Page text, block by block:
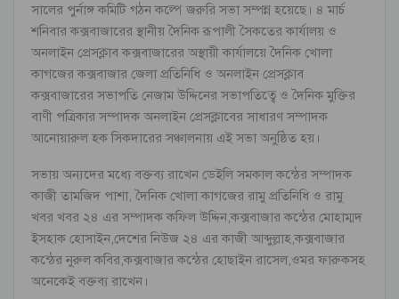
সালের পুর্নাঙ্গ কমিটি গঠন কল্পে জরুরি সভা সম্পন্ন হয়েছে। ৪ মার্চ
শনিবার কক্সবাজারের স্থানীয় দৈনিক রূপালী সৈকতের কার্যালয় ও
অনলাইন প্রেসক্লাব কক্সবাজারের অস্থায়ী কার্যালয়ে দৈনিক খোলা
কাগজের কক্সবাজার জেলা প্রতিনিধি ও অনলাইন প্রেসক্লাব
কক্সবাজারের সভাপতি নেজাম উদ্দিনের সভাপতিত্বে ও দৈনিক মুক্তির
বাণী পত্রিকার সম্পাদক অনলাইন প্রেসক্লাবের সাধারণ সম্পাদক
আনোয়ারুল হক সিকদারের সঞ্চালনায় এই সভা অনুষ্ঠিত হয়।
সভায় অন্যদের মধ্যে বক্তব্য রাখেন ডেইলি সমকাল কন্ঠের সম্পাদক
কাজী তামজিদ পাশা, দৈনিক খোলা কাগজের রামু প্রতিনিধি ও রামু
খবর খবর ২৪ এর সম্পাদক কফিল উদ্দিন,কক্সবাজার কন্ঠের মোহাম্মদ
ইসহাক হোসাইন,দেশের নিউজ ২৪ এর কাজী আব্দুল্লাহ,কক্সবাজার
কন্ঠের নুরুল কবির,কক্সবাজার কন্ঠের হোছাইন রাসেল,ওমর ফারুকসহ
অনেকেই বক্তব্য রাখেন।